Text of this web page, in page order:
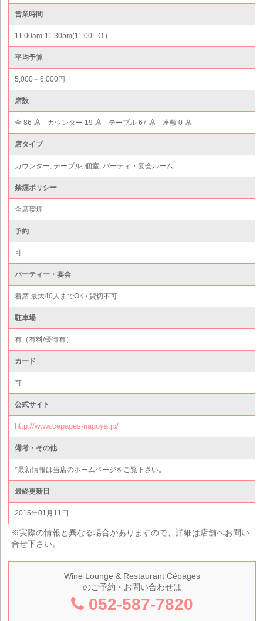
営業時間
11:00am-11:30pm(11:00L.O.)
平均予算
5,000～6,000円
席数
全 86 席 カウンター 19 席 テーブル 67 席 座敷 0 席
席タイプ
カウンター, テーブル, 個室, パーティ・宴会ルーム
禁煙ポリシー
全席喫煙
予約
可
パーティー・宴会
着席 最大40人までOK / 貸切不可
駐車場
有（有料/優待有）
カード
可
公式サイト
http://www.cepages-nagoya.jp/
備考・その他
*最新情報は当店のホームページをご覧下さい。
最終更新日
2015年01月11日
※実際の情報と異なる場合がありますので、詳細は店舗へお問い
合せ下さい。
Wine Lounge & Restaurant Cépages
のご予約・お問い合わせは
052-587-7820